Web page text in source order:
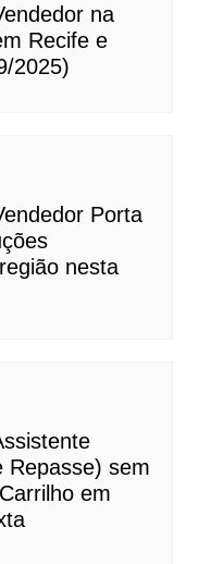
na
Recife e
2025)
Porta
nesta
Repasse) sem
em